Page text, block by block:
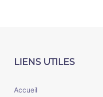
LIENS UTILES
Accueil